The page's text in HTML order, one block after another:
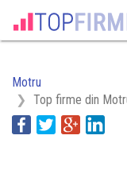
Motru
Top firme din